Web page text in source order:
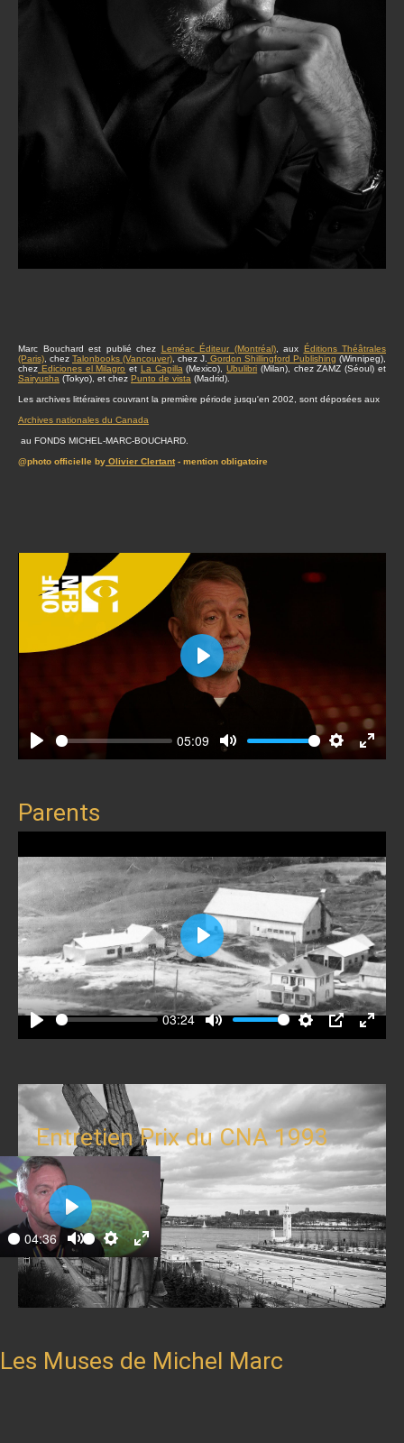
Marc Bouchard est publié chez Leméac Éditeur (Montréal), aux Éditions Théâtrales
(Paris) , chez Talonbooks (Vancouver) , chez J. Gordon Shillingford Publishing (Winnipeg),
chez Ediciones el Milagro et La Capilla (Mexico),Ubulibri (Milan), chez ZAMZ (Séoul) et
Sairyusha (Tokyo), et chez Punto de vista (Madrid).
Les archives littéraires couvrant la première période jusqu'en 2002, sont déposées aux
Archives nationales du Canada
au FONDS MICHEL-MARC-BOUCHARD.
@photo officielle by Olivier Clertant- mention obligatoire
Play
05:09
Mute SettingsEnter
Play
Parents
Play
03:24
Mute SettingsPIP
Enter
Play
Entretien Prix du CNA 1993
04:36
Mute SettingsEnter
fullscreen
Play
Les Muses de Michel Marc